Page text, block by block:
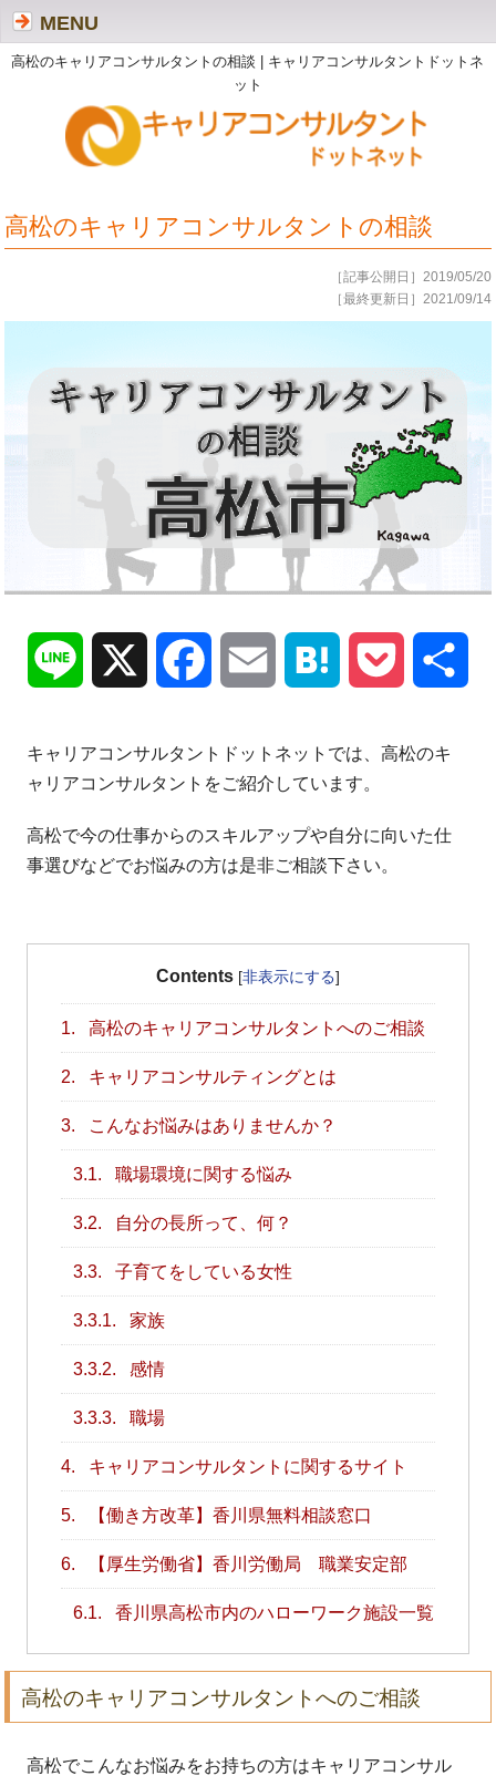
高松のキャリアコンサルタントの相談 | キャリアコンサルタントドットネ
ット
MENU
高松のキャリアコンサルタントの相談
［記事公開日］2019/05/20
［最終更新日］2021/09/14
Line Facebook Email Hatena Pocket
キャリアコンサルタントドットネットでは、高松のキ
ャリアコンサルタントをご紹介しています。
高松で今の仕事からのスキルアップや自分に向いた仕
事選びなどでお悩みの方は是非ご相談下さい。
Contents [非表示にする]
1. 高松のキャリアコンサルタントへのご相談
2. キャリアコンサルティングとは
3. こんなお悩みはありませんか？
3.1. 職場環境に関する悩み
3.2. 自分の長所って、何？
3.3. 子育てをしている女性
3.3.1. 家族
3.3.2. 感情
3.3.3. 職場
4. キャリアコンサルタントに関するサイト
5. 【働き方改革】香川県無料相談窓口
6. 【厚生労働省】香川労働局 職業安定部
6.1. 香川県高松市内のハローワーク施設一覧
高松のキャリアコンサルタントへのご相談
高松でこんなお悩みをお持ちの方はキャリアコンサル